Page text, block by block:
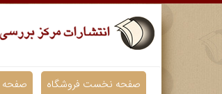
صفحه نخست فروشگاه صفحه